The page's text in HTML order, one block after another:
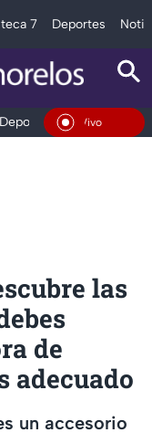
7 Deportes
Deportes Espectáculos
En Vivo
las
de
adecuado
un accesorio